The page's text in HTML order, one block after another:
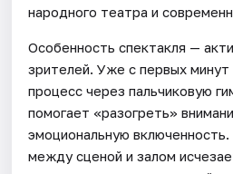
народного театра и
Особенность спектакля —
зрителей. Уже с первых минут
процесс через пальчиковую
помогает «разогреть»
эмоциональную
между сценой и залом